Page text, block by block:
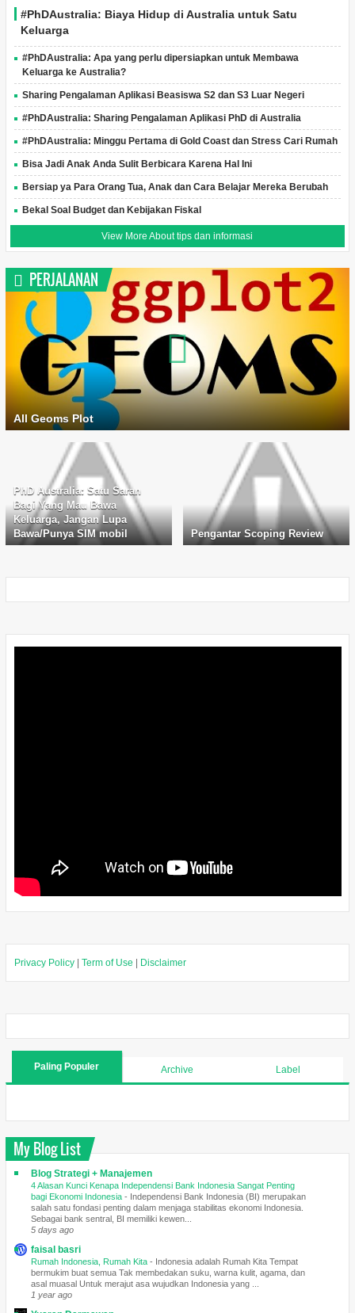
#PhDAustralia: Biaya Hidup di Australia untuk Satu
Keluarga
#PhDAustralia: Apa yang perlu dipersiapkan untuk Membawa
Keluarga ke Australia?
Sharing Pengalaman Aplikasi Beasiswa S2 dan S3 Luar Negeri
#PhDAustralia: Sharing Pengalaman Aplikasi PhD di Australia
#PhDAustralia: Minggu Pertama di Gold Coast dan Stress Cari Rumah
Bisa Jadi Anak Anda Sulit Berbicara Karena Hal Ini
Bersiap ya Para Orang Tua, Anak dan Cara Belajar Mereka Berubah
Bekal Soal Budget dan Kebijakan Fiskal
View More About tips dan informasi
PERJALANAN
All Geoms Plot
PhD Australia: Satu Saran
Bagi Yang Mau Bawa
Keluarga, Jangan Lupa
Bawa/Punya SIM mobil
Pengantar Scoping Review
Privacy Policy| Term of Use Disclaimer
Paling Populer Archive Label
My Blog List
Blog Strategi + Manajemen
4 Alasan Kunci Kenapa Independensi Bank Indonesia Sangat Penting
bagi Ekonomi Indonesia - Independensi Bank Indonesia (BI) merupakan
salah satu fondasi penting dalam menjaga stabilitas ekonomi Indonesia.
Sebagai bank sentral, BI memiliki kewen...
5 days ago
faisal basri
Rumah Indonesia, Rumah Kita - Indonesia adalah Rumah Kita Tempat
bermukim buat semua Tak membedakan suku, warna kulit, agama, dan
asal muasal Untuk merajut asa wujudkan Indonesia yang ...
1 year ago